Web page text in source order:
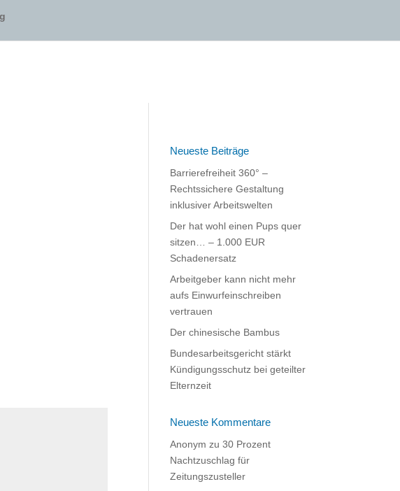
Neueste Beiträge
Barrierefreiheit 360° –
Rechtssichere Gestaltung
inklusiver Arbeitswelten
Der hat wohl einen Pups quer
sitzen… – 1.000 EUR
Schadenersatz
Arbeitgeber kann nicht mehr
aufs Einwurfeinschreiben
vertrauen
Der chinesische Bambus
Bundesarbeitsgericht stärkt
Kündigungsschutz bei geteilter
Elternzeit
Neueste Kommentare
Anonym zu30 Prozent
Nachtzuschlag für
Zeitungszusteller